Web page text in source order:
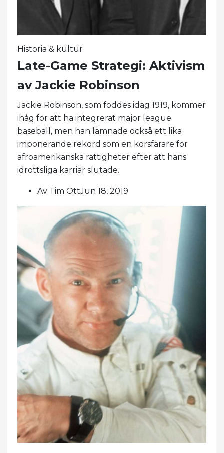
Historia & kultur
Late-Game Strategi: Aktivism
av Jackie Robinson
Jackie Robinson, som föddes idag 1919, kommer
ihåg för att ha integrerat major league
baseball, men han lämnade också ett lika
imponerande rekord som en korsfarare för
afroamerikanska rättigheter efter att hans
idrottsliga karriär slutade.
Av Tim OttJun 18, 2019